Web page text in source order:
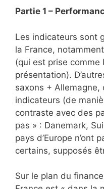
Partie 1 –
Les indicateurs sont
la France,
(qui est prise
présentation).
saxons +
indicateurs (de
contraste avec des
pas » : Danemark,
pays d’Europe n’ont
certains, supposés
Sur le plan du